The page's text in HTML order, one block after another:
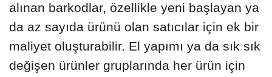
alınan barkodlar, özellikle yeni başlayan ya
da az sayıda ürünü olan satıcılar için ek bir
maliyet oluşturabilir. El yapımı ya da sık sık
değişen ürünler gruplarında her ürün için